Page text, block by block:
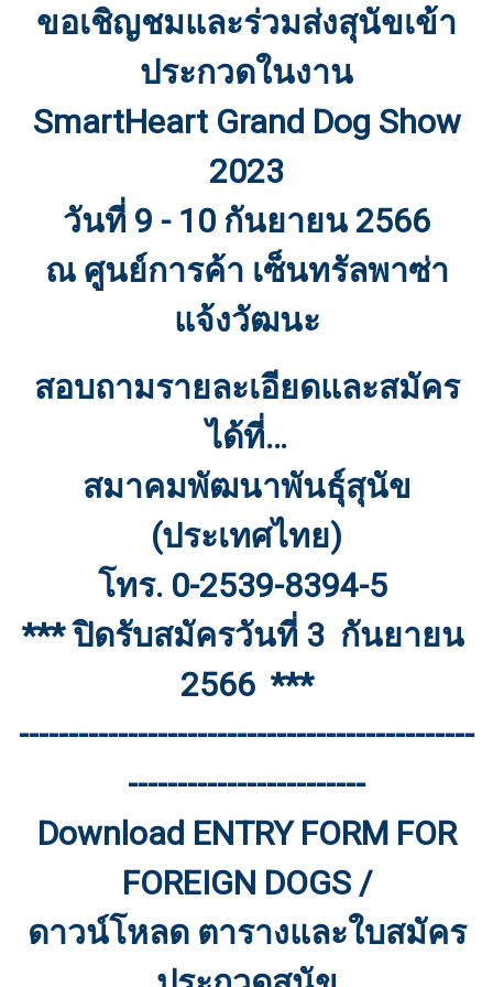
ขอเชิญชมและร่วมส่งสุนัขเข้า
ประกวดในงาน
SmartHeart Grand Dog Show
2023
วันที่ 9 - 10 กันยายน 2566
ณ ศูนย์การค้า เซ็นทรัลพาซ่า
แจ้งวัฒนะ
สอบถามรายละเอียดและสมัคร
ได้ที่…
สมาคมพัฒนาพันธุ์สุนัข
(ประเทศไทย)
โทร. 0-2539-8394-5
*** ปิดรับสมัครวันที่ 3 กันยายน
2566 ***
----------------------------------------------
------------------------
Download ENTRY FORM FOR
FOREIGN DOGS /
ดาวน์โหลด ตารางและใบสมัคร